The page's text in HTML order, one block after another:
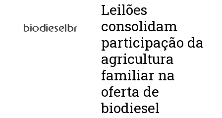
Leilões
consolidam
participação da
agricultura
familiar na
oferta de
biodiesel